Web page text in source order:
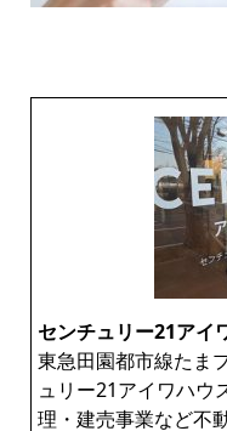
センチュリー21アイ
東急田園都市線たま
ュリー21アイワハウ
理・建売事業など不